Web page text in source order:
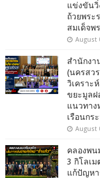
แข่งขันวิ่
ถ้วยพระ
สมเด็จพ
August
สำนักง
(นครสว
วิเคราะ
ขยะมูลฝ
แนวทาง
เรือนกร
August
คลองพน
3 กิโลเ
แก้ปัญห